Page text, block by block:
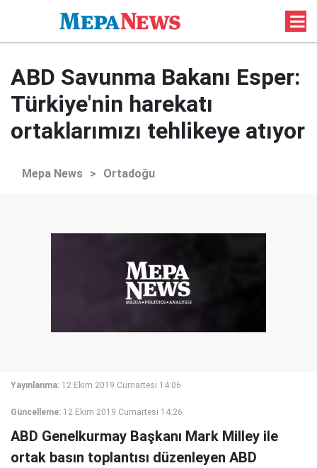
ABD Savunma Bakanı Esper:
Türkiye'nin harekatı
ortaklarımızı tehlikeye atıyor
Mepa News > Ortadoğu
Yayınlanma: 12 Ekim 2019 Cumartesi 14:06
Güncelleme: 12 Ekim 2019 Cumartesi 14:26
ABD Genelkurmay Başkanı Mark Milley ile
ortak basın toplantısı düzenleyen ABD